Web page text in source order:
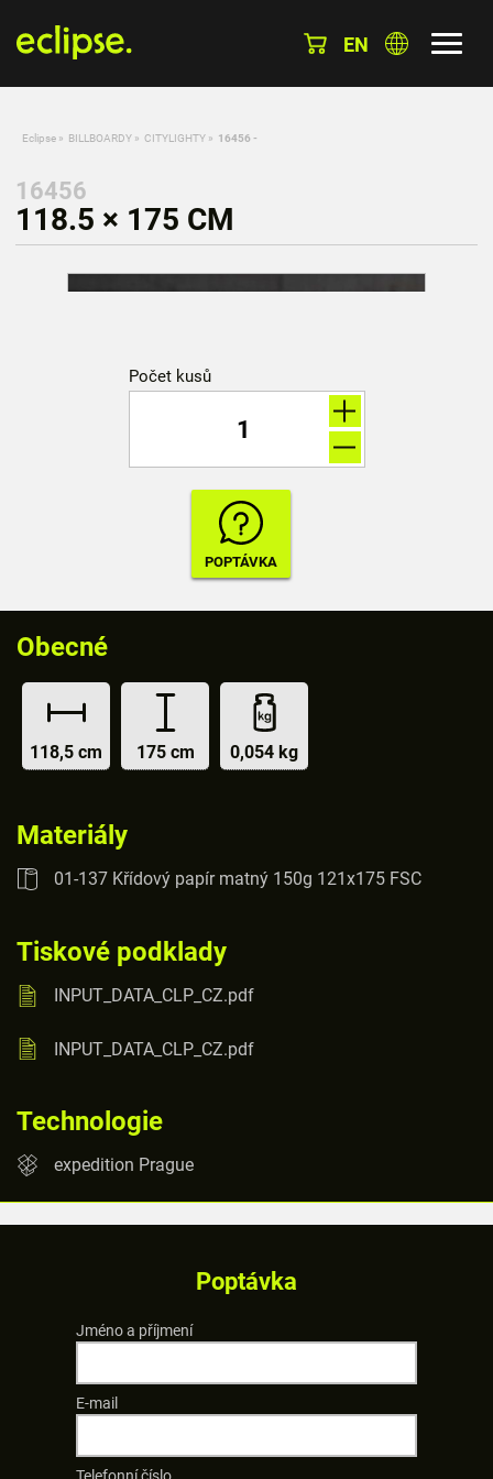
EN
Eclipse » BILLBOARDY » CITYLIGHTY » 16456 -
16456
118.5 × 175 CM
Počet kusů
Obecné
118,5 cm 175 cm 0,054 kg
Materiály
01-137 Křídový papír matný 150g 121x175 FSC
Tiskové podklady
INPUT_DATA_CLP_CZ.pdf
INPUT_DATA_CLP_CZ.pdf
Technologie
expedition Prague
Poptávka
Jméno a příjmení
E-mail